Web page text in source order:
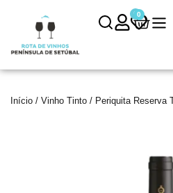
00
Início / Vinho Tinto / Periquita Reserva